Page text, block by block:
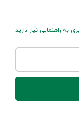
به راهنمایی نیاز دارید